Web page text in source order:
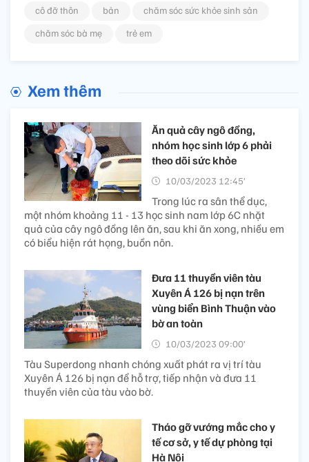
cô đỡ thôn
bản
chăm sóc sức khỏe sinh sản
chăm sóc bà mẹ
trẻ em
Xem thêm
Ăn quả cây ngô đồng,
nhóm học sinh lớp 6 phải
theo dõi sức khỏe
10/03/2023 12:45’
Trong lúc ra sân thể dục,
một nhóm khoảng 11 - 13 học sinh nam lớp 6C nhặt
quả của cây ngô đồng lên ăn, sau khi ăn xong, nhiều em
có biểu hiện rát họng, buồn nôn.
Đưa 11 thuyền viên tàu
Xuyên Á 126 bị nạn trên
vùng biển Bình Thuận vào
bờ an toàn
10/03/2023 09:00’
Tàu Superdong nhanh chóng xuất phát ra vị trí tàu
Xuyên Á 126 bị nạn để hỗ trợ, tiếp nhận và đưa 11
thuyền viên của tàu vào bờ.
Tháo gỡ vướng mắc cho y
tế cơ sở, y tế dự phòng tại
Hà Nội